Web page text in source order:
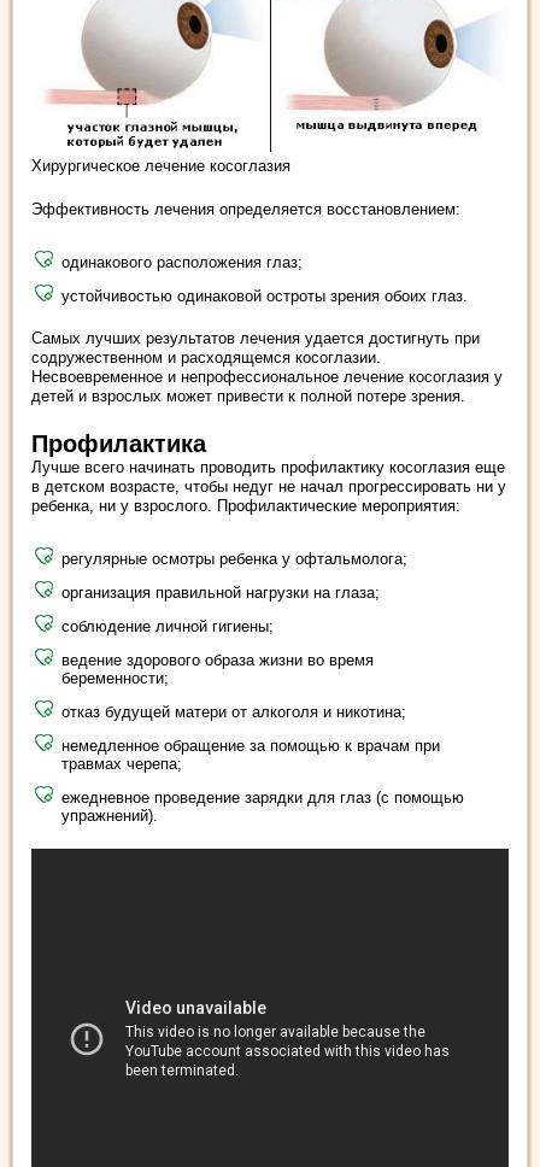
Хирургическое лечение косоглазия
Эффективность лечения определяется восстановлением:
одинакового расположения глаз;
устойчивостью одинаковой остроты зрения обоих глаз.
Самых лучших результатов лечения удается достигнуть при
содружественном и расходящемся косоглазии.
Несвоевременное и непрофессиональное лечение косоглазия у
детей и взрослых может привести к полной потере зрения.
Профилактика
Лучше всего начинать проводить профилактику косоглазия еще
в детском возрасте, чтобы недуг не начал прогрессировать ни у
ребенка, ни у взрослого. Профилактические мероприятия:
регулярные осмотры ребенка у офтальмолога;
организация правильной нагрузки на глаза;
соблюдение личной гигиены;
ведение здорового образа жизни во время
беременности;
отказ будущей матери от алкоголя и никотина;
немедленное обращение за помощью к врачам при
травмах черепа;
ежедневное проведение зарядки для глаз (с помощью
упражнений).